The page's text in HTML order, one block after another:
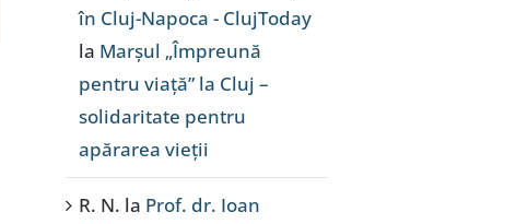
în Cluj-Napoca - ClujToday
la Marșul „Împreună
pentru viață” la Cluj –
solidaritate pentru
apărarea vieții
R. N. la Prof. dr. Ioan